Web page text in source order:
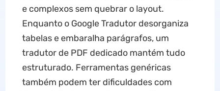
e complexos sem quebrar o layout.
Enquanto o Google Tradutor desorganiza
tabelas e embaralha parágrafos, um
tradutor de PDF dedicado mantém tudo
estruturado. Ferramentas genéricas
também podem ter dificuldades com